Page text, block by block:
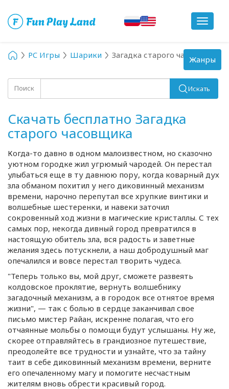
Toggle
PC Игры Шарики Загадка старого часовщика
Поиск Искать
Скачать бесплатно Загадка
старого часовщика
Когда-то давно в одном малоизвестном, но сказочно
уютном городке жил угрюмый чародей. Он перестал
улыбаться еще в ту давнюю пору, когда коварный дух
зла обманом похитил у него диковинный механизм
времени, нарочно перепутал все хрупкие винтики и
волшебные шестеренки, и навеки заточил
сокровенный ход жизни в магические кристаллы. С тех
самых пор, некогда дивный город превратился в
настоящую обитель зла, вся радость и заветные
желания здесь потускнели, а наш добродушный маг
опечалился и вовсе перестал творить чудеса.
"Теперь только вы, мой друг, сможете развеять
колдовское проклятие, вернуть волшебнику
загадочный механизм, а в городок все отнятое время
жизни", — так с болью в сердце заканчивал свое
письмо мистер Райан, искренне полагая, что его
отчаянные мольбы о помощи будут услышаны. Ну же,
скорее отправляйтесь в грандиозное путешествие,
преодолейте все трудности и узнайте, что за тайну
таит в себе диковинный механизм времени, верните
его опечаленному магу и помогите несчастным
жителям вновь обрести красивый город.
Toggle
navigation
Жанры